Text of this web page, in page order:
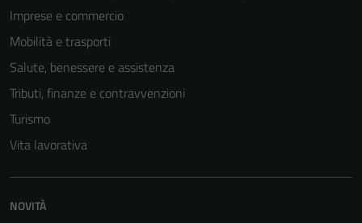
Imprese e commercio
Mobilità e trasporti
Salute, benessere e assistenza
Tributi, finanze e contravvenzioni
Turismo
Vita lavorativa
NOVITÀ